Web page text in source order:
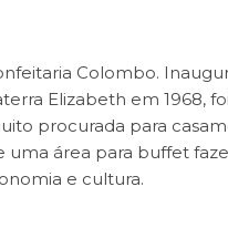
Colombo.
Elizabeth em 1968,
procurada para
uma área para buffet
e cultura.